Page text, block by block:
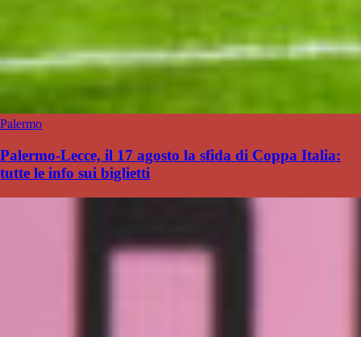
Palermo
Palermo-Lecce, il 17 agosto la sfida di Coppa Italia:
tutte le info sui biglietti